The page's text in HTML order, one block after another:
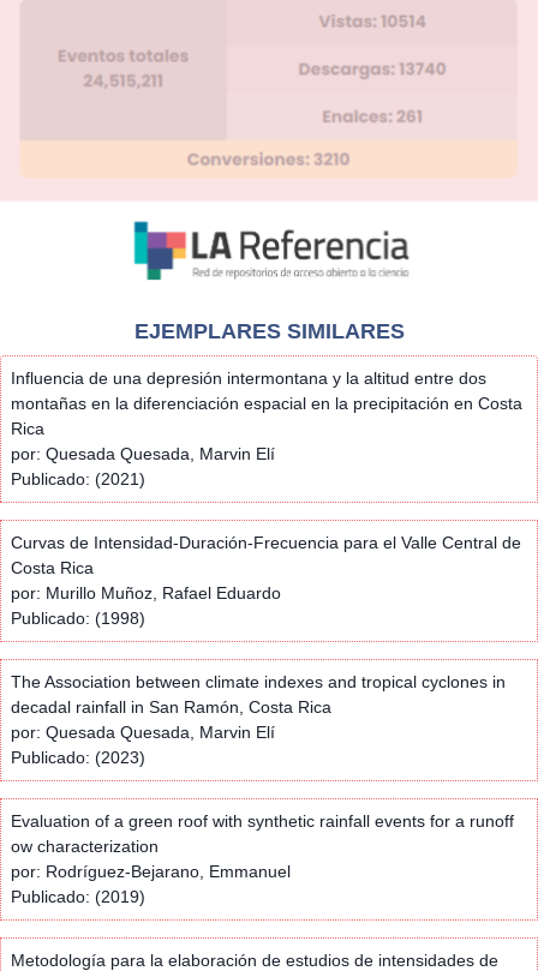
EJEMPLARES SIMILARES
Influencia de una depresión intermontana y la altitud entre dos
montañas en la diferenciación espacial en la precipitación en Costa
Rica
por: Quesada Quesada, Marvin Elí
Publicado: (2021)
Curvas de Intensidad-Duración-Frecuencia para el Valle Central de
Costa Rica
por: Murillo Muñoz, Rafael Eduardo
Publicado: (1998)
The Association between climate indexes and tropical cyclones in
decadal rainfall in San Ramón, Costa Rica
por: Quesada Quesada, Marvin Elí
Publicado: (2023)
Evaluation of a green roof with synthetic rainfall events for a runoff
ow characterization
por: Rodríguez-Bejarano, Emmanuel
Publicado: (2019)
Metodología para la elaboración de estudios de intensidades de